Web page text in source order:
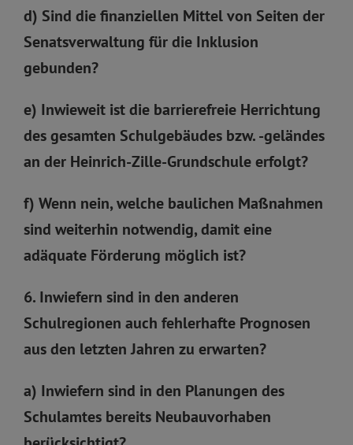
d) Sind die finanziellen Mittel von Seiten der
Senatsverwaltung für die Inklusion
gebunden?
e) Inwieweit ist die barrierefreie Herrichtung
des gesamten Schulgebäudes bzw. -geländes
an der Heinrich-Zille-Grundschule erfolgt?
f) Wenn nein, welche baulichen Maßnahmen
sind weiterhin notwendig, damit eine
adäquate Förderung möglich ist?
6. Inwiefern sind in den anderen
Schulregionen auch fehlerhafte Prognosen
aus den letzten Jahren zu erwarten?
a) Inwiefern sind in den Planungen des
Schulamtes bereits Neubauvorhaben